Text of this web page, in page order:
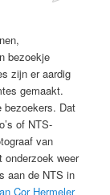
bezoekje
zijn er aardig
gemaakt.
bezoekers. Dat
of NTS-
van
weer
aan de NTS in
Cor Hermeler